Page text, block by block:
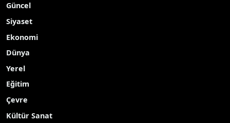
Güncel
Siyaset
Ekonomi
Dünya
Yerel
Eğitim
Çevre
Kültür Sanat